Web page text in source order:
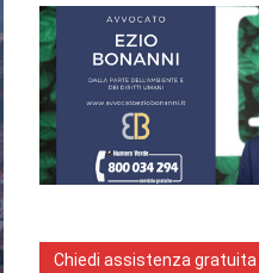
Chiedi assistenza gratuita